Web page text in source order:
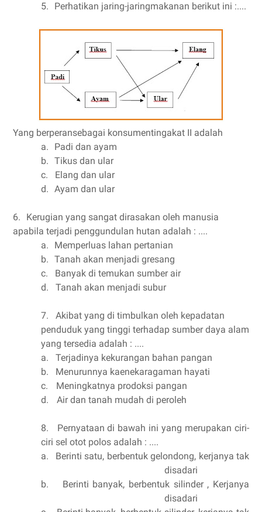
5. Perhatikan jaring-jaringmakanan berikut ini :....
Yang berperansebagai konsumentingakat II adalah
a.
Padi dan ayam
b. Tikus dan ular
c.
Elang dan ular
d. Ayam dan ular
6.
Kerugian yang sangat dirasakan oleh manusia
apabila terjadi penggundulan hutan adalah : ....
a.
Memperluas lahan pertanian
b. Tanah akan menjadi gresang
c.
Banyak di temukan sumber air
d.
Tanah akan menjadi subur
7.
Akibat yang di timbulkan oleh kepadatan
penduduk yang tinggi terhadap sumber daya alam
yang tersedia adalah : ....
a.
Terjadinya kekurangan bahan pangan
b.
Menurunnya kaenekaragaman hayati
c.
Meningkatnya prodoksi pangan
d.
Air dan tanah mudah di peroleh
8.
Pernyataan di bawah ini yang merupakan ciri-
ciri sel otot polos adalah : ....
a.
Berinti satu, berbentuk gelondong, kerjanya tak
disadari
b.
Berinti banyak, berbentuk silinder , Kerjanya
disadari